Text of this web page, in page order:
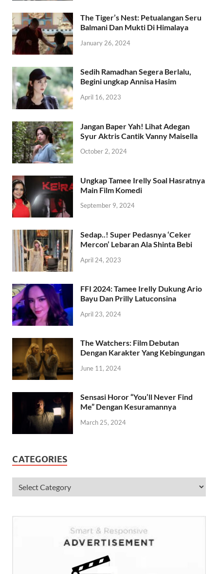
The Tiger’s Nest: Petualangan Seru
Balmani Dan Mukti Di Himalaya
January 26, 2024
Sedih Ramadhan Segera Berlalu,
Begini ungkap Annisa Hasim
April 16, 2023
Jangan Baper Yah! Lihat Adegan
Syur Aktris Cantik Vanny Maisella
October 2, 2024
Ungkap Tamee Irelly Soal Hasratnya
Main Film Komedi
September 9, 2024
Sedap..! Super Pedasnya ‘Ceker
Mercon’ Lebaran Ala Shinta Bebi
April 24, 2023
FFI 2024: Tamee Irelly Dukung Ario
Bayu Dan Prilly Latuconsina
April 23, 2024
The Watchers: Film Debutan
Dengan Karakter Yang Kebingungan
June 11, 2024
Sensasi Horor “You’ll Never Find
Me” Dengan Kesuramannya
March 25, 2024
CATEGORIES